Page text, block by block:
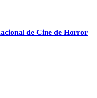
de Cine de Horror